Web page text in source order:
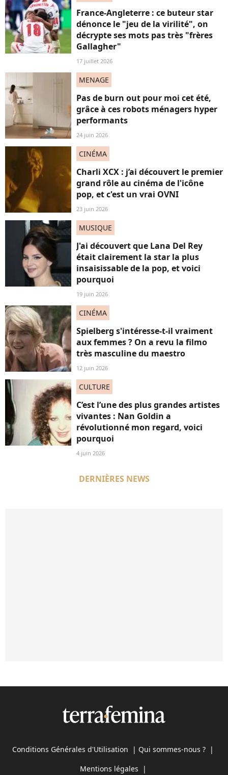
France-Angleterre : ce buteur star
dénonce le "jeu de la virilité", on
décrypte ses mots pas très "frères
Gallagher"
17 juillet 2026
MENAGE
Pas de burn out pour moi cet été,
grâce à ces robots ménagers hyper
performants
24 juin 2026
CINÉMA
Charli XCX : j’ai découvert le premier
grand rôle au cinéma de l'icône
pop, et c'est un vrai OVNI
23 juin 2026
MUSIQUE
J'ai découvert que Lana Del Rey
était clairement la star la plus
insaisissable de la pop, et voici
pourquoi
19 juin 2026
CINÉMA
Spielberg s'intéresse-t-il vraiment
aux femmes ? On a revu la filmo
très masculine du maestro
12 juin 2026
CULTURE
C’est l’une des plus grandes artistes
vivantes : Nan Goldin a
révolutionné mon regard, voici
pourquoi
4 juin 2026
DERNIÈRES NEWS
Conditions Générales d'Utilisation | Qui sommes-nous ? |
Mentions légales |